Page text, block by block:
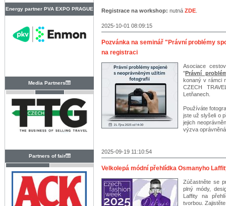
Energy partner PVA EXPO PRAGUE
Media Partners
Partners of fair
Registrace na workshop: nutná ZDE
2025-10-01 08:09:15
Pozvánka na seminář "Právní problémy
na registraci
Asociace
"Právní
konaný v rámci
CZECH
Letňanech.
Používáte
jste už slyšeli o
jejich
výzva
2025-09-19 11:10:54
Velkolepá módní přehlídka Osmanyho
Zúčastněte se
plný módy,
Laffity na
tvorbou.